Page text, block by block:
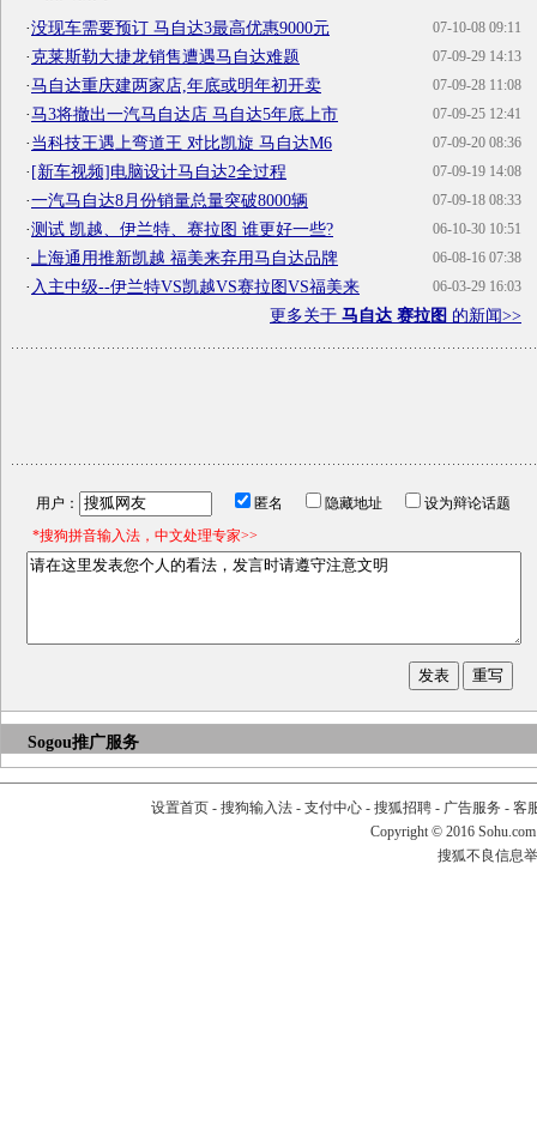
07-10-08 09:11
·没现车需要预订 马自达3最高优惠9000元
07-09-29 14:13
·克莱斯勒大捷龙销售遭遇马自达难题
07-09-28 11:08
·马自达重庆建两家店,年底或明年初开卖
07-09-25 12:41
·马3将撤出一汽马自达店 马自达5年底上市
07-09-20 08:36
·当科技王遇上弯道王 对比凯旋 马自达M6
07-09-19 14:08
·[新车视频]电脑设计马自达2全过程
07-09-18 08:33
·一汽马自达8月份销量总量突破8000辆
06-10-30 10:51
·测试 凯越、伊兰特、赛拉图 谁更好一些?
06-08-16 07:38
· 上海通用推新凯越 福美来弃用马自达品牌
06-03-29 16:03
· 入主中级--伊兰特VS凯越VS赛拉图VS福美来
更多关于 马自达 赛拉图 的新闻>>
用户： 匿名 隐藏地址
设为辩论话题
*搜狗拼音输入法，中文处理专家>>
Sogou推广服务
设置首页- 搜狗输入法- 支付中心- 搜狐招聘- 广告服务 - 客
Copyright © 2016
搜狐不良信息